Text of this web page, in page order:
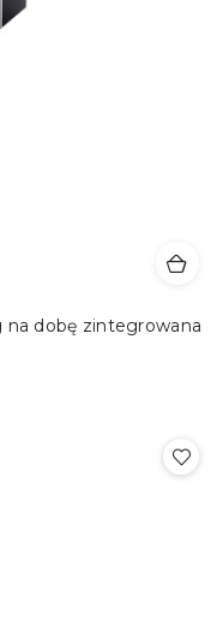
na dobę zintegrowana